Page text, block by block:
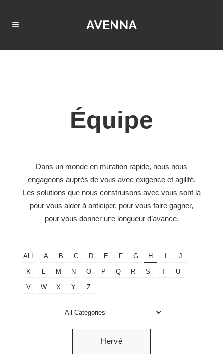
Équipe
Dans un monde en mutation rapide, nous nous
engageons auprès de vous avec exigence et agilité.
Les solutions que nous construisons avec vous sont là
pour vous aider à anticiper, pour vous faire gagner,
pour vous donner une longueur d’avance.
ALL A B C D E F G H J
K L M N O P Q R S T U
V W X Y Z
Hervé